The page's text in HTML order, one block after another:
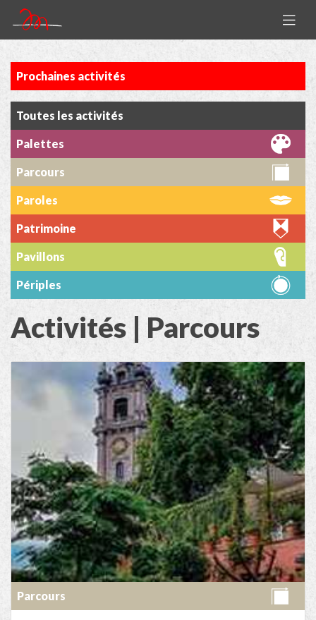
Activités | Parcours
Parcours
Prochaines activités
Toutes les activités
Palettes
Parcours
Paroles
Patrimoine
Pavillons
Périples